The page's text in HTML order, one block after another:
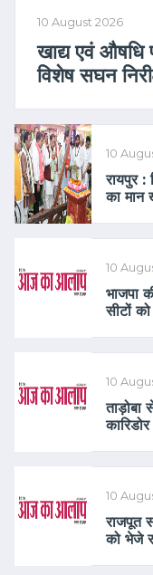
10 August 2026
खाद्य एवं औषधि
विशेष सघन
10
रायपुर :
का मान
10
भाजपा
सीटों
10
10
राजपूत
को भेजे